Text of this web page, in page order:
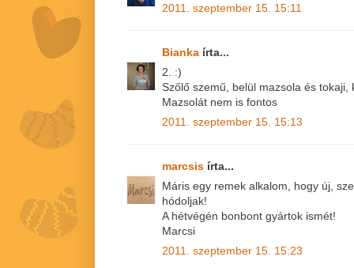
2011. szeptember 15. 15:11
Bianka írta...
2. :)
Szőlő szemű, belül mazsola és
Mazsolát nem is fontos
2011. szeptember 15. 15:13
marcsis írta...
Máris egy remek alkalom, hogy új,
hódoljak!
A hétvégén bonbont gyártok ismét!
Marcsi
2011. szeptember 15. 15:23